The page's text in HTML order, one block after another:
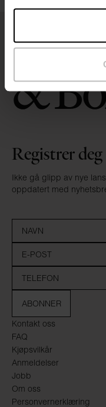
Kontakt oss
FAQ
Kjøpsvilkår
Anmeldelser
Jobb
Om oss
Personvernerklæring
Registrer deg
Ikke gå glipp av nye
oppdatert med
ABONNER